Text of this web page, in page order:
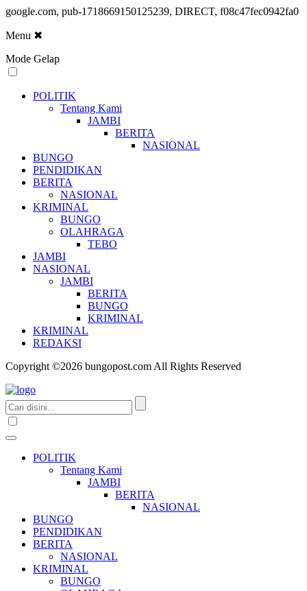
google.com, pub-1718669150125239, DIRECT, f08c47fec0942fa0
Menu ✖
Mode Gelap
POLITIK
Tentang Kami
JAMBI
BERITA
NASIONAL
BUNGO
PENDIDIKAN
BERITA
NASIONAL
KRIMINAL
BUNGO
OLAHRAGA
TEBO
JAMBI
NASIONAL
JAMBI
BERITA
BUNGO
KRIMINAL
KRIMINAL
REDAKSI
Copyright ©2026 bungopost.com All Rights Reserved
POLITIK
Tentang Kami
JAMBI
BERITA
NASIONAL
BUNGO
PENDIDIKAN
BERITA
NASIONAL
KRIMINAL
BUNGO